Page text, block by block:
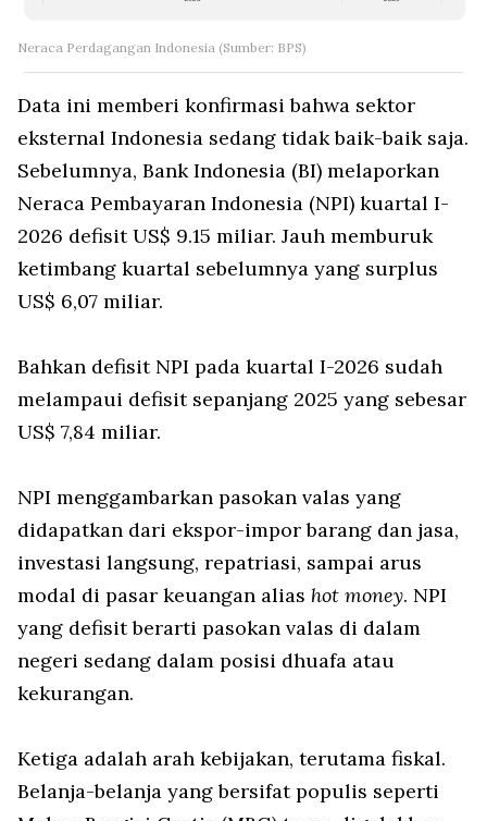
Neraca Perdagangan Indonesia (Sumber: BPS)
Data ini memberi konfirmasi bahwa sektor
eksternal Indonesia sedang tidak baik-baik saja.
Sebelumnya, Bank Indonesia (BI) melaporkan
Neraca Pembayaran Indonesia (NPI) kuartal I-
2026 defisit US$ 9.15 miliar. Jauh memburuk
ketimbang kuartal sebelumnya yang surplus
US$ 6,07 miliar.
Bahkan defisit NPI pada kuartal I-2026 sudah
melampaui defisit sepanjang 2025 yang sebesar
US$ 7,84 miliar.
NPI menggambarkan pasokan valas yang
didapatkan dari ekspor-impor barang dan jasa,
investasi langsung, repatriasi, sampai arus
modal di pasar keuangan alias hot money. NPI
yang defisit berarti pasokan valas di dalam
negeri sedang dalam posisi dhuafa atau
kekurangan.
Ketiga adalah arah kebijakan, terutama fiskal.
Belanja-belanja yang bersifat populis seperti